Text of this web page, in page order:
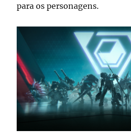
para os personagens.